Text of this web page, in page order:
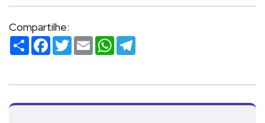
Compartilhe:
Compartilhar
Facebook
TwitterEmailWhatsApp